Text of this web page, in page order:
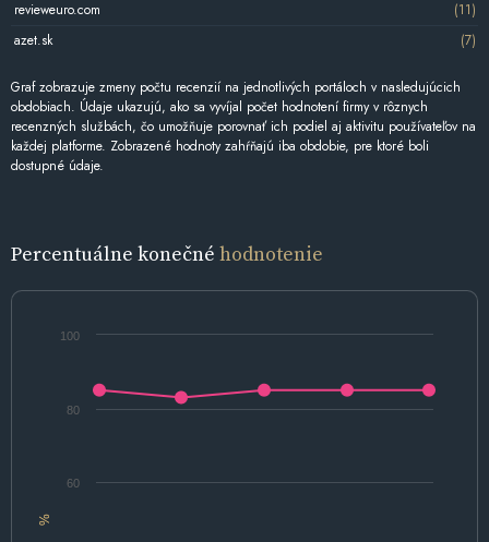
revieweuro.com
(11)
azet.sk
(7)
Graf zobrazuje zmeny počtu recenzií na jednotlivých portáloch v nasledujúcich
obdobiach. Údaje ukazujú, ako sa vyvíjal počet hodnotení firmy v rôznych
recenzných službách, čo umožňuje porovnať ich podiel aj aktivitu používateľov na
každej platforme. Zobrazené hodnoty zahŕňajú iba obdobie, pre ktoré boli
dostupné údaje.
Percentuálne konečné hodnotenie
%
60
80
100